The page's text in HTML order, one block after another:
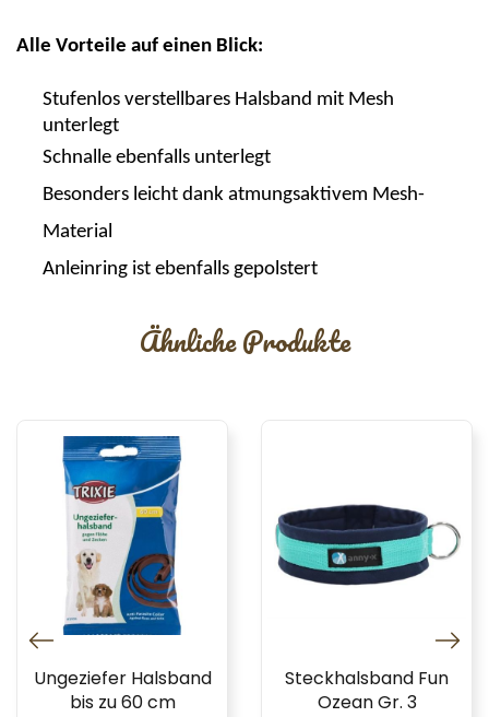
Alle Vorteile auf einen Blick:
Stufenlos verstellbares Halsband mit Mesh
unterlegt
Schnalle ebenfalls unterlegt
Besonders leicht dank atmungsaktivem Mesh-
Material
Anleinring ist ebenfalls gepolstert
Ähnliche Produkte
Ungeziefer Halsband
bis zu 60 cm
Steckhalsband Fun
Ozean Gr. 3